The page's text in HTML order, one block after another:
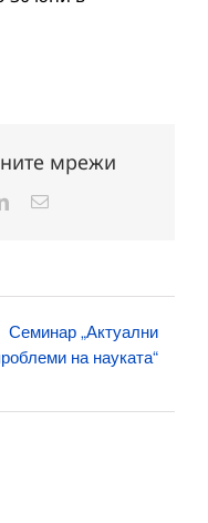
мрежи
LinkedInЕлектронна
Семинар „Актуални
на науката“